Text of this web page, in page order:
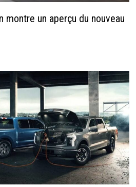
montre un aperçu du nouveau